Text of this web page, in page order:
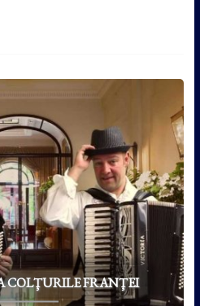
COLŢURILE FRANŢEI